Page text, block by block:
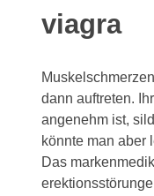
viagra
dann auftreten.
angenehm ist,
könnte man aber
Das